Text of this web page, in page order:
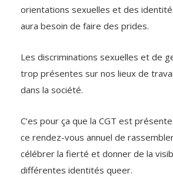
orientations sexuelles et des
aura besoin de faire des prides.
Les discriminations sexuelles et de
trop présentes sur nos lieux de
dans la société.
C’es pour ça que la CGT est
ce rendez-vous annuel de
célébrer la fierté et donner de la
différentes identités queer.